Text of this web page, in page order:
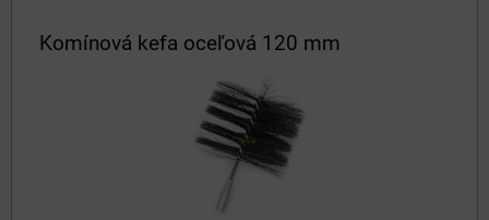
Komínová kefa oceľová 120 mm